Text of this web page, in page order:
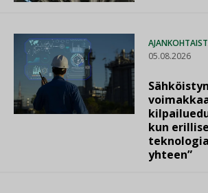
05.08.2026
kun
yhteen”